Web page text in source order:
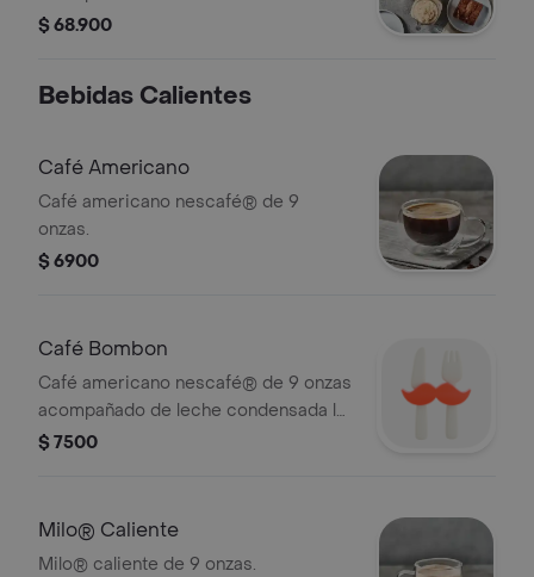
$ 68.900
Bebidas Calientes
Café Americano
Café americano nescafé® de 9
onzas.
$ 6900
Café Bombon
Café americano nescafé® de 9 onzas
acompañado de leche condensada la
lecherita®.
$ 7500
Milo® Caliente
Milo® caliente de 9 onzas.